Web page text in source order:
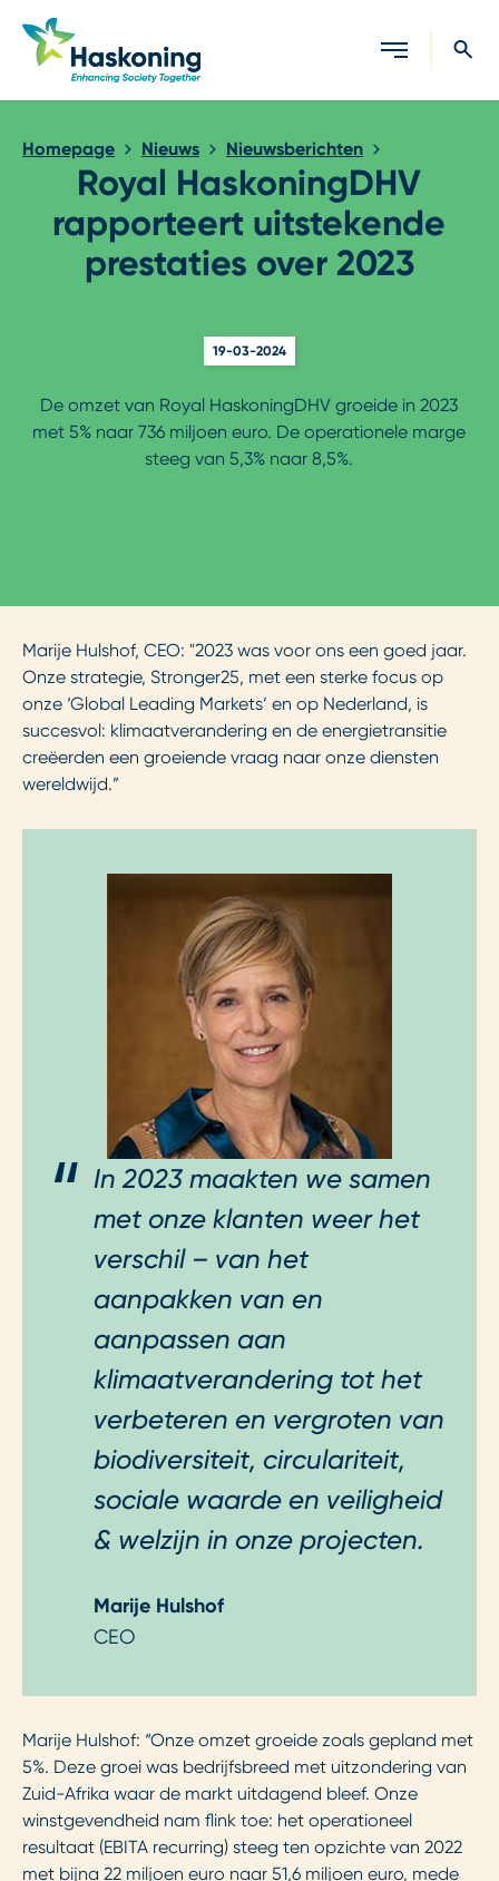
Sluiten
Homepage Nieuws Nieuwsberichten
Royal HaskoningDHV
rapporteert uitstekende
prestaties over 2023
19-03-2024
De omzet van Royal HaskoningDHV groeide in 2023
met 5% naar 736 miljoen euro. De operationele marge
steeg van 5,3% naar 8,5%.
Marije Hulshof, CEO: "2023 was voor ons een goed jaar.
Onze strategie, Stronger25, met een sterke focus op
onze ‘Global Leading Markets’ en op Nederland, is
succesvol: klimaatverandering en de energietransitie
creëerden een groeiende vraag naar onze diensten
wereldwijd.”
In 2023 maakten we samen
met onze klanten weer het
verschil – van het
aanpakken van en
aanpassen aan
klimaatverandering tot het
verbeteren en vergroten van
biodiversiteit, circulariteit,
sociale waarde en veiligheid
& welzijn in onze projecten.
Marije Hulshof
CEO
Marije Hulshof: “Onze omzet groeide zoals gepland met
5%. Deze groei was bedrijfsbreed met uitzondering van
Zuid-Afrika waar de markt uitdagend bleef. Onze
winstgevendheid nam flink toe: het operationeel
resultaat (EBITA recurring) steeg ten opzichte van 2022
met bijna 22 miljoen euro naar 51,6 miljoen euro, mede